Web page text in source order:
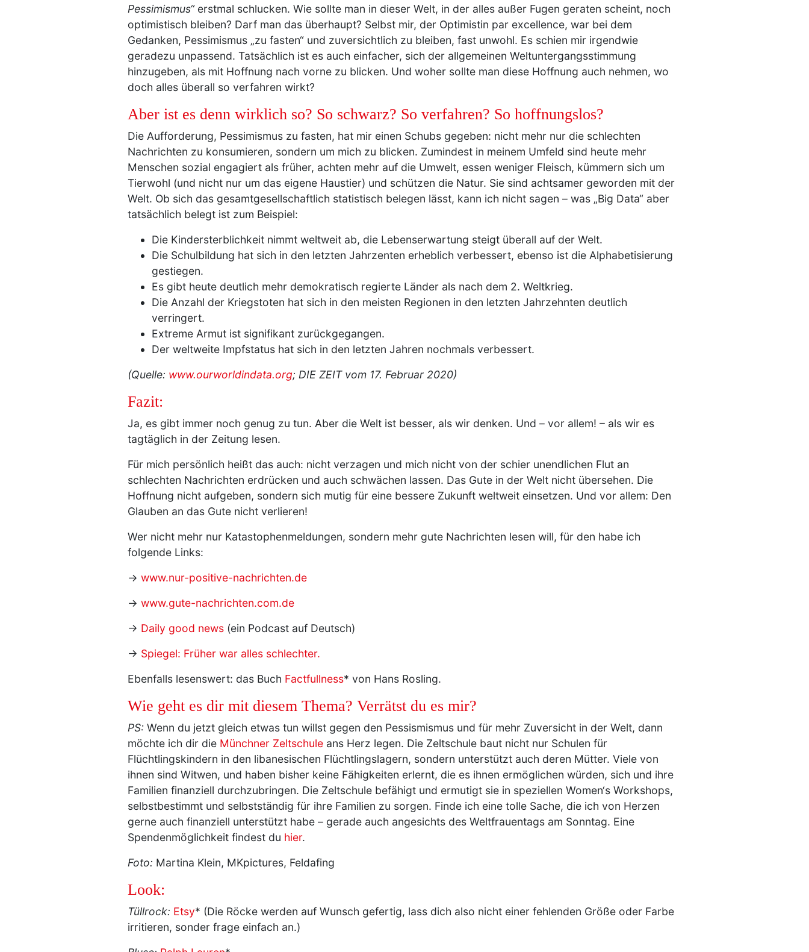
Pessimismus“erstmal schlucken. Wie sollte man in dieser Welt, in der alles außer Fugen geraten scheint, noch
optimistisch bleiben? Darf man das überhaupt? Selbst mir, der Optimistin par excellence, war bei dem
Gedanken, Pessimismus „zu fasten“ und zuversichtlich zu bleiben, fast unwohl. Es schien mir irgendwie
geradezu unpassend. Tatsächlich ist es auch einfacher, sich der allgemeinen Weltuntergangsstimmung
hinzugeben, als mit Hoffnung nach vorne zu blicken. Und woher sollte man diese Hoffnung auch nehmen, wo
doch alles überall so verfahren wirkt?
Aber ist es denn wirklich so? So schwarz? So verfahren? So hoffnungslos?
Die Aufforderung, Pessimismus zu fasten, hat mir einen Schubs gegeben: nicht mehr nur die schlechten
Nachrichten zu konsumieren, sondern um mich zu blicken. Zumindest in meinem Umfeld sind heute mehr
Menschen sozial engagiert als früher, achten mehr auf die Umwelt, essen weniger Fleisch, kümmern sich um
Tierwohl (und nicht nur um das eigene Haustier) und schützen die Natur. Sie sind achtsamer geworden mit der
Welt. Ob sich das gesamtgesellschaftlich statistisch belegen lässt, kann ich nicht sagen – was „Big Data“ aber
tatsächlich belegt ist zum Beispiel:
Die Kindersterblichkeit nimmt weltweit ab, die Lebenserwartung steigt überall auf der Welt.
Die Schulbildung hat sich in den letzten Jahrzenten erheblich verbessert, ebenso ist die Alphabetisierung
gestiegen.
Es gibt heute deutlich mehr demokratisch regierte Länder als nach dem 2. Weltkrieg.
Die Anzahl der Kriegstoten hat sich in den meisten Regionen in den letzten Jahrzehnten deutlich
verringert.
Extreme Armut ist signifikant zurückgegangen.
Der weltweite Impfstatus hat sich in den letzten Jahren nochmals verbessert.
(Quelle: www.ourworldindata.org; DIE ZEIT vom 17. Februar 2020)
Fazit:
Ja, es gibt immer noch genug zu tun. Aber die Welt ist besser, als wir denken. Und – vor allem! – als wir es
tagtäglich in der Zeitung lesen.
Für mich persönlich heißt das auch: nicht verzagen und mich nicht von der schier unendlichen Flut an
schlechten Nachrichten erdrücken und auch schwächen lassen. Das Gute in der Welt nicht übersehen. Die
Hoffnung nicht aufgeben, sondern sich mutig für eine bessere Zukunft weltweit einsetzen. Und vor allem: Den
Glauben an das Gute nicht verlieren!
Wer nicht mehr nur Katastophenmeldungen, sondern mehr gute Nachrichten lesen will, für den habe ich
folgende Links:
→ www.nur-positive-nachrichten.de
→ www.gute-nachrichten.com.de
→ Daily good news (ein Podcast auf Deutsch)
→ Spiegel: Früher war alles schlechter.
Ebenfalls lesenswert: das Buch Factfullness* von Hans Rosling.
Wie geht es dir mit diesem Thema? Verrätst du es mir?
PS: Wenn du jetzt gleich etwas tun willst gegen den Pessismismus und für mehr Zuversicht in der Welt, dann
möchte ich dir die Münchner Zeltschule ans Herz legen. Die Zeltschule baut nicht nur Schulen für
Flüchtlingskindern in den libanesischen Flüchtlingslagern, sondern unterstützt auch deren Mütter. Viele von
ihnen sind Witwen, und haben bisher keine Fähigkeiten erlernt, die es ihnen ermöglichen würden, sich und ihre
Familien finanziell durchzubringen. Die Zeltschule befähigt und ermutigt sie in speziellen Women‘s Workshops,
selbstbestimmt und selbstständig für ihre Familien zu sorgen. Finde ich eine tolle Sache, die ich von Herzen
gerne auch finanziell unterstützt habe – gerade auch angesichts des Weltfrauentags am Sonntag. Eine
Spendenmöglichkeit findest du hier.
Foto: Martina Klein, MKpictures, Feldafing
Look:
Tüllrock: Etsy* (Die Röcke werden auf Wunsch gefertig, lass dich also nicht einer fehlenden Größe oder Farbe
irritieren, sonder frage einfach an.)